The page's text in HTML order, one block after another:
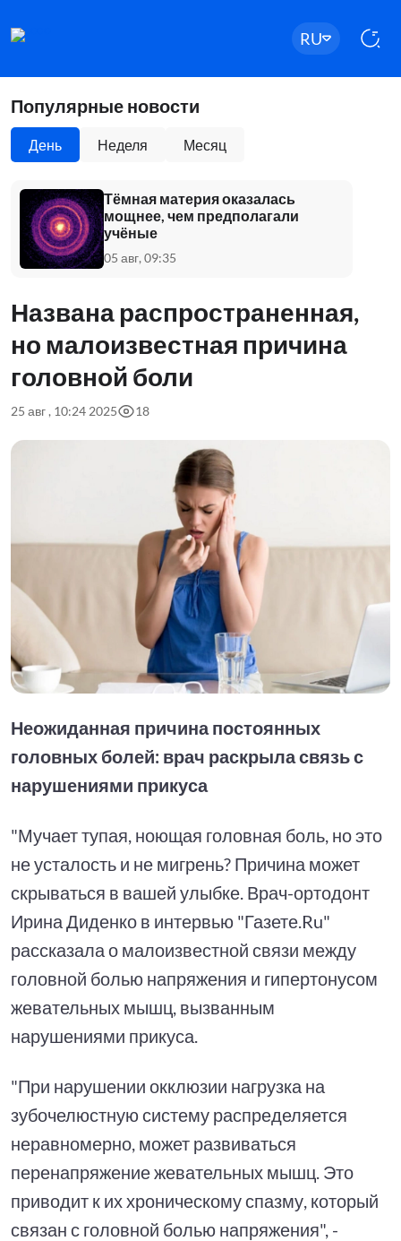
RU
Популярные новости
День Неделя Месяц
Тёмная материя оказалась
мощнее, чем предполагали
учёные
05 авг, 09:35
Названа распространенная,
но малоизвестная причина
головной боли
25 авг , 10:24 2025 18
Неожиданная причина постоянных
головных болей: врач раскрыла связь с
нарушениями прикуса
"Мучает тупая, ноющая головная боль, но это
не усталость и не мигрень? Причина может
скрываться в вашей улыбке. Врач-ортодонт
Ирина Диденко в интервью "Газете.Ru"
рассказала о малоизвестной связи между
головной болью напряжения и гипертонусом
жевательных мышц, вызванным
нарушениями прикуса.
"При нарушении окклюзии нагрузка на
зубочелюстную систему распределяется
неравномерно, может развиваться
перенапряжение жевательных мышц. Это
приводит к их хроническому спазму, который
связан с головной болью напряжения", -